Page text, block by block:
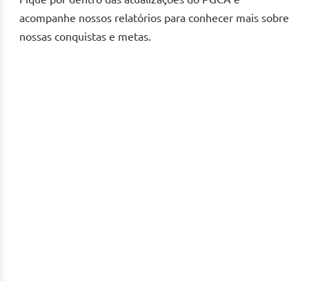
acompanhe nossos relatórios para conhecer mais sobre
nossas conquistas e metas.